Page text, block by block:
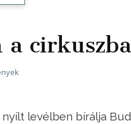
a
levélben bírálja